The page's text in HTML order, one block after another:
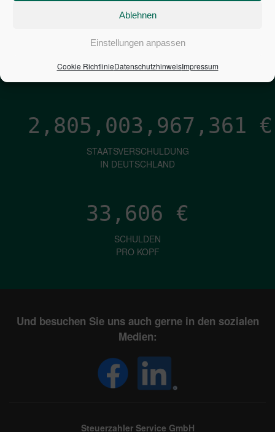
Ablehnen
Einstellungen anpassen
Cookie RichtlinieDatenschutzhinweisImpressum
1,601€
ZINSEN
2,805,003,968,638 €
STAATSVERSCHULDUNG
IN DEUTSCHLAND
33,606 €
SCHULDEN
PRO KOPF
Und besuchen Sie uns auch gerne in den sozialen
Medien:
Steuerzahler Service GmbH